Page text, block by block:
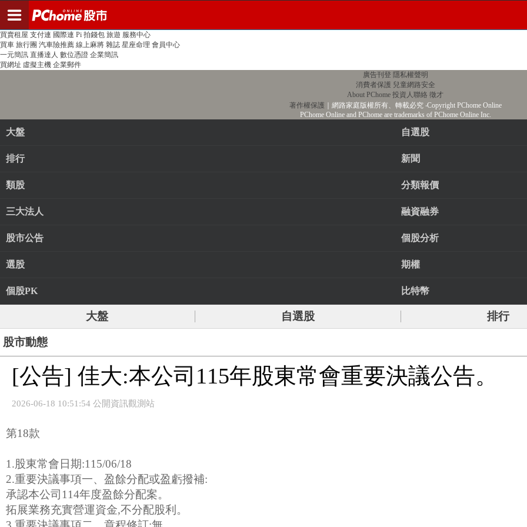
PChome首頁 線上購物 24h購物 書店
買賣租屋 支付連 國際連 Pi 拍錢包 旅遊 服務中心
買車 旅行團 汽車險推薦 線上麻將 雜誌 星座命理 會員中心
一元簡訊 直播達人 數位憑證 企業簡訊
買網址 虛擬主機 企業郵件
廣告刊登 隱私權聲明
消費者保護 兒童網路安全
About PChome 投資人聯絡 徵才
著作權保護 ｜網路家庭版權所有、轉載必究‧Copyright PChome Online
PChome Online and PChome are trademarks of PChome Online Inc.
大盤 自選股
排行 新聞
類股 分類報價
三大法人 融資融券
股市公告 個股分析
選股 期權
個股PK 比特幣
大盤 自選股 排行
股市動態
[公告] 佳大:本公司115年股東常會重要決議公告。
2026-06-18 10:51:54 公開資訊觀測站
第18款
1.股東常會日期:115/06/18
2.重要決議事項一、盈餘分配或盈虧撥補:
承認本公司114年度盈餘分配案。
拓展業務充實營運資金,不分配股利。